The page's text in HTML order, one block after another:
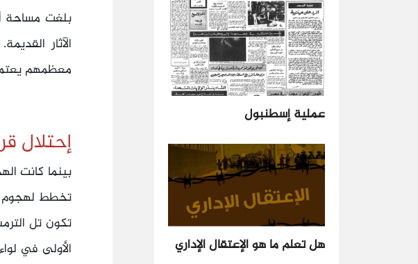
معظمهم
إحتلال
بينما كانت
تخطط لهجوم
الأولى في
عملية إسطنبول
هل تعلم ما هو الإعتقال الإداري